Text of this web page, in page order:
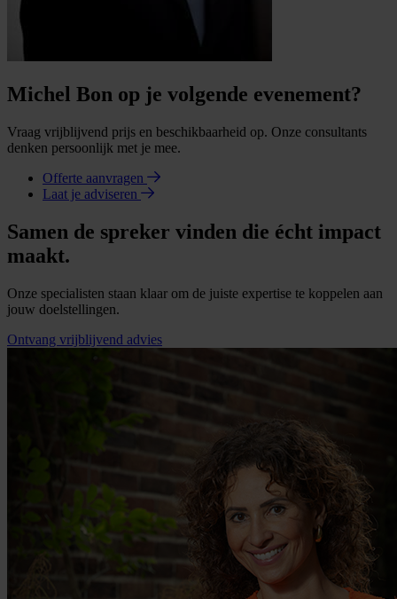
Michel Bon op je volgende evenement?
Vraag vrijblijvend prijs en beschikbaarheid op. Onze consultants
denken persoonlijk met je mee.
Offerte aanvragen
Laat je adviseren
Samen de spreker vinden die écht impact
maakt.
Onze specialisten staan klaar om de juiste expertise te koppelen aan
jouw doelstellingen.
Ontvang vrijblijvend advies